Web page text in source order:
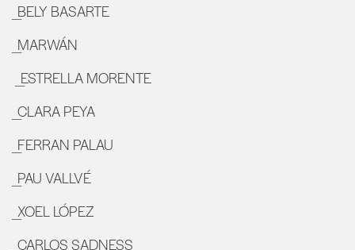
_BELY BASARTE
_MARWÁN
_ESTRELLA MORENTE
_CLARA PEYA
_FERRAN PALAU
_PAU VALLVÉ
_XOEL LÓPEZ
_CARLOS SADNESS